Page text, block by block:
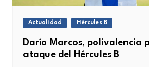
Actualidad Hércules B
Darío Marcos, polivalencia
ataque del Hércules B